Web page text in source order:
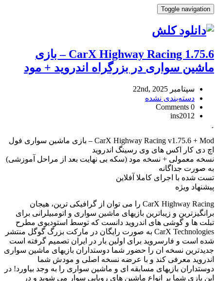
Toggle navigation
CarX Highway Racing 1.75.6 – بازی
ماشین سواری در بزرگراه اندروید + مود
سپتامبر 22nd, 2025
دسته‌بندی نشده
0 Comments
ins2012
CarX
Highway
Racing
1.75.6
بازی
ماشین
سواری
در
بزرگراه
اندروید
+
مود Reviewed
Ins2012
on
Sep
CarX Highway Racing v1.75.6 + Mod – بازی ماشین سواری فول
اچ دی کار اکس های وی رسینگ اندروید
نسخه معمولی + نسخه مود (سکه بی نهایت بعد از مراحل آموزشی)
به صورت جداگانه
تست شده با اجرای کاملا آفلاین
پیشنهاد ویژه
CarX Highway Racing را می توان از گرافیکی ترین، هیجان
برانگیزترین و زیباترین بازیهای ماشین سواری و اتومبیلرانی برای
تبلت ها و گوشی های اندروید دانست که توسط استودیوی مطرح
CarX Technologies به صورت رایگان در مارکت بزرگ گوگل منتشر
شده است و فارسروید برای اولین بار در ایران تصمیم گرفته است
جدیدترین نسخه ان را حضور شما دوستداران بازیهای ماشین سواری
اندروید معرفی کند و با عرضه نسخه اصلی و مودش شما
دوستداران بازیهای مسابقه ای و ماشین سواری را به وجد بیاورد! در
این بازی شما بر انواع ماشین های رویایی سوار می شوید و در